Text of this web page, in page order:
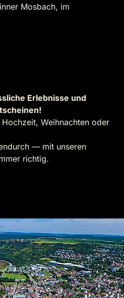
Mosbach, im
Erlebnisse und
Weihnachten oder
— mit unseren
richtig.